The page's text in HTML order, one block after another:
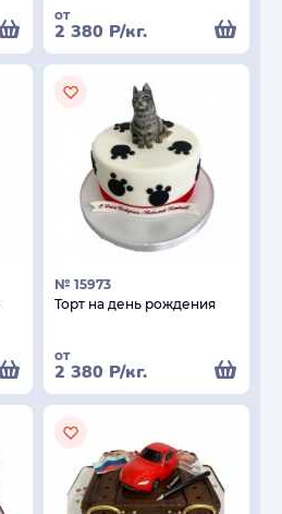
от
2 380 Р/кг.
№ 15973
Торт на день рождения
от
2 380 Р/кг.